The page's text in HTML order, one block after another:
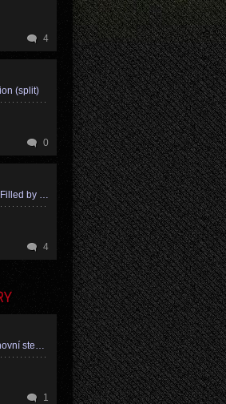
4
(split)
0
Omniabsence Filled by His Greatness
4
Skutečná duchovní stezka musí překročit kategorii levé a pravé ruky
1